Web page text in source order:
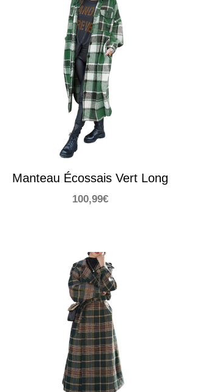
Manteau Écossais Vert Long
100,99€